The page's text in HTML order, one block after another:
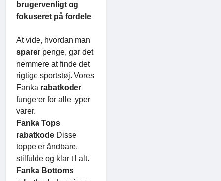
brugervenligt og
fokuseret på fordele
At vide, hvordan man
sparer penge, gør det
nemmere at finde det
rigtige sportstøj. Vores
Fanka rabatkoder
fungerer for alle typer
varer.
Fanka Tops
rabatkode Disse
toppe er åndbare,
stilfulde og klar til alt.
Fanka Bottoms